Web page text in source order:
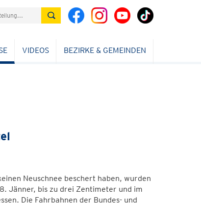
VIDEOS BEZIRKE & GEMEINDEN
Neuschnee beschert haben, wurden
Jänner, bis zu drei Zentimeter und im
Die Fahrbahnen der Bundes- und